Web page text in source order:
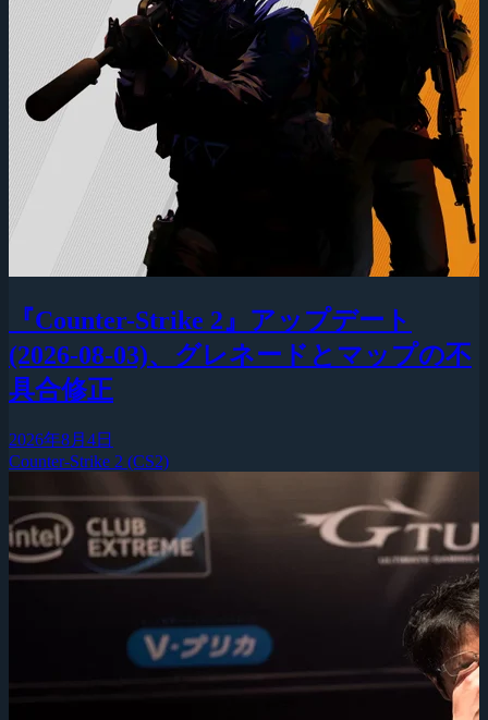
『Counter-Strike 2』アップデート
(2026-08-03)、グレネードとマップの不
具合修正
2026年8月4日
Counter-Strike 2 (CS2)